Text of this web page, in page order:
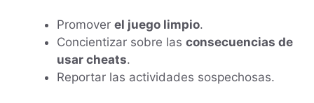
Promover el juego limpio.
Concientizar sobre las consecuencias de
usar cheats.
Reportar las actividades sospechosas.